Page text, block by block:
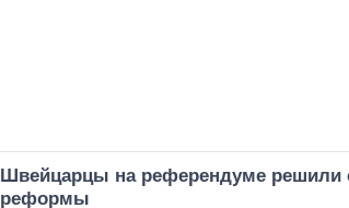
Швейцарцы на референдуме решили
реформы